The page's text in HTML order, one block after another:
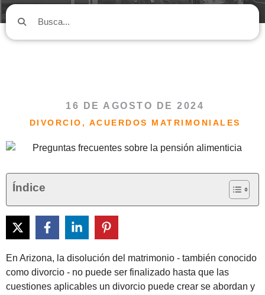
16 DE AGOSTO DE 2024
DIVORCIO , ACUERDOS MATRIMONIALES
Índice
En Arizona, la disolución del matrimonio - también conocido
como divorcio - no puede ser finalizado hasta que las
cuestiones aplicables un divorcio puede crear se abordan y